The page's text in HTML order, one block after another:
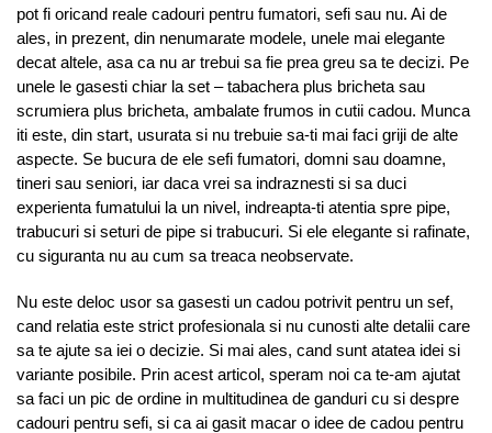
pot fi oricand reale cadouri pentru fumatori, sefi sau nu. Ai de
ales, in prezent, din nenumarate modele, unele mai elegante
decat altele, asa ca nu ar trebui sa fie prea greu sa te decizi. Pe
unele le gasesti chiar la set – tabachera plus bricheta sau
scrumiera plus bricheta, ambalate frumos in cutii cadou. Munca
iti este, din start, usurata si nu trebuie sa-ti mai faci griji de alte
aspecte. Se bucura de ele sefi fumatori, domni sau doamne,
tineri sau seniori, iar daca vrei sa indraznesti si sa duci
experienta fumatului la un nivel, indreapta-ti atentia spre pipe,
trabucuri si seturi de pipe si trabucuri. Si ele elegante si rafinate,
cu siguranta nu au cum sa treaca neobservate.
Nu este deloc usor sa gasesti un cadou potrivit pentru un sef,
cand relatia este strict profesionala si nu cunosti alte detalii care
sa te ajute sa iei o decizie. Si mai ales, cand sunt atatea idei si
variante posibile. Prin acest articol, speram noi ca te-am ajutat
sa faci un pic de ordine in multitudinea de ganduri cu si despre
cadouri pentru sefi, si ca ai gasit macar o idee de cadou pentru